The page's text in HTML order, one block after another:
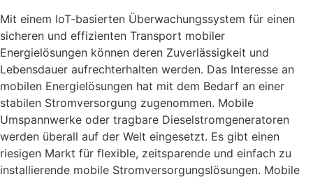
Mit einem IoT-basierten Überwachungssystem für einen
sicheren und effizienten Transport mobiler
Energielösungen können deren Zuverlässigkeit und
Lebensdauer aufrechterhalten werden. Das Interesse an
mobilen Energielösungen hat mit dem Bedarf an einer
stabilen Stromversorgung zugenommen. Mobile
Umspannwerke oder tragbare Dieselstromgeneratoren
werden überall auf der Welt eingesetzt. Es gibt einen
riesigen Markt für flexible, zeitsparende und einfach zu
installierende mobile Stromversorgungslösungen. Mobile